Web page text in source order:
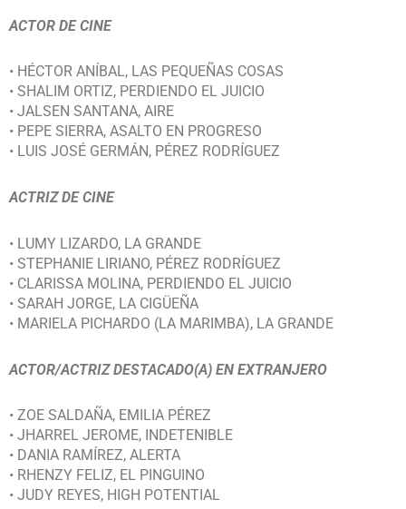
ACTOR DE CINE
• HÉCTOR ANÍBAL, LAS PEQUEÑAS COSAS
• SHALIM ORTIZ, PERDIENDO EL JUICIO
• JALSEN SANTANA, AIRE
• PEPE SIERRA, ASALTO EN PROGRESO
• LUIS JOSÉ GERMÁN, PÉREZ RODRÍGUEZ
ACTRIZ DE CINE
• LUMY LIZARDO, LA GRANDE
• STEPHANIE LIRIANO, PÉREZ RODRÍGUEZ
• CLARISSA MOLINA, PERDIENDO EL JUICIO
• SARAH JORGE, LA CIGÜEÑA
• MARIELA PICHARDO (LA MARIMBA), LA GRANDE
ACTOR/ACTRIZ DESTACADO(A) EN EXTRANJERO
• ZOE SALDAÑA, EMILIA PÉREZ
• JHARREL JEROME, INDETENIBLE
• DANIA RAMÍREZ, ALERTA
• RHENZY FELIZ, EL PINGUINO
• JUDY REYES, HIGH POTENTIAL